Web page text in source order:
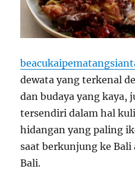
dewata yang terkenal
dan budaya yang kaya,
tersendiri dalam hal
hidangan yang paling
saat berkunjung ke Bali
Bali.